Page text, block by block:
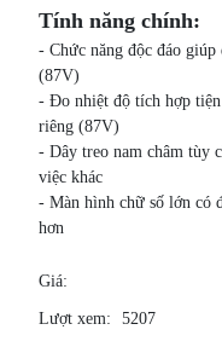
Tính năng chính:
- Chức năng độc đáo
(87V)
- Đo nhiệt độ tích hợp tiện
riêng (87V)
- Dây treo nam châm tùy
việc khác
- Màn hình chữ số lớn có
hơn
Giá:
Lượt xem: 5207